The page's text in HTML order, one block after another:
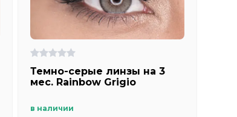
Темно-серые линзы на 3
мес. Rainbow Grigio
в наличии